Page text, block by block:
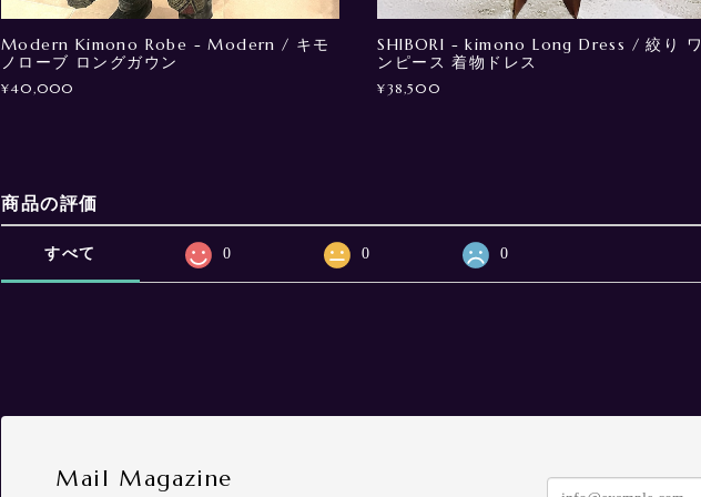
Modern Kimono Robe - Modern / キモ
ノローブ ロングガウン
¥40,000
SHIBORI - kimono Long Dress / 絞り ワ
ンピース 着物ドレス
¥38,500
商品の評価
すべて 0 0 0
Mail Magazine